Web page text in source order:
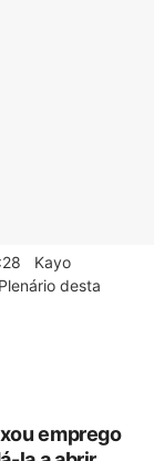
Kayo
desta
emprego